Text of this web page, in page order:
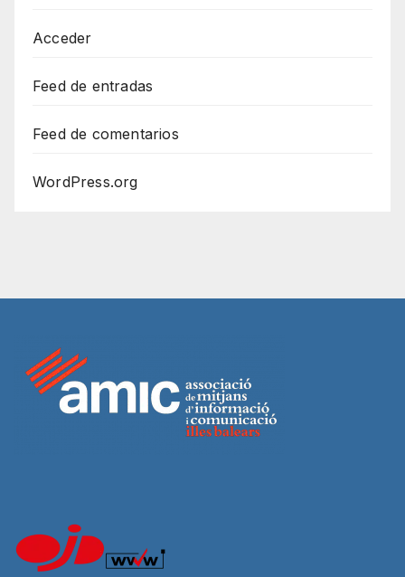
Acceder
Feed de entradas
Feed de comentarios
WordPress.org